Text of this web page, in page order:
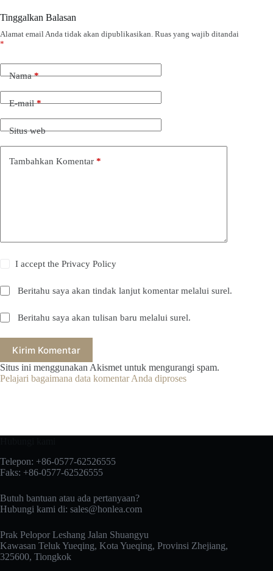
Tinggalkan Balasan
Alamat email Anda tidak akan dipublikasikan. Ruas yang wajib ditandai
*
Nama*
E-mail*
Situs web
Tambahkan Komentar *
I accept thePrivacy Policy
Beritahu saya akan tindak lanjut komentar melalui surel.
Beritahu saya akan tulisan baru melalui surel.
Kirim Komentar
Situs ini menggunakan Akismet untuk mengurangi spam.
Pelajari bagaimana data komentar Anda diproses
Telepon: +86-0577-62526555
Faks: +86-0577-62526555
Butuh bantuan atau ada pertanyaan?
Hubungi kami di: sales@honlea.com
Prak Pelopor Leshang Jalan Shuangyu
Kawasan Teluk Yueqing, Kota Yueqing, Provinsi Zhejiang,
325600, Tiongkok